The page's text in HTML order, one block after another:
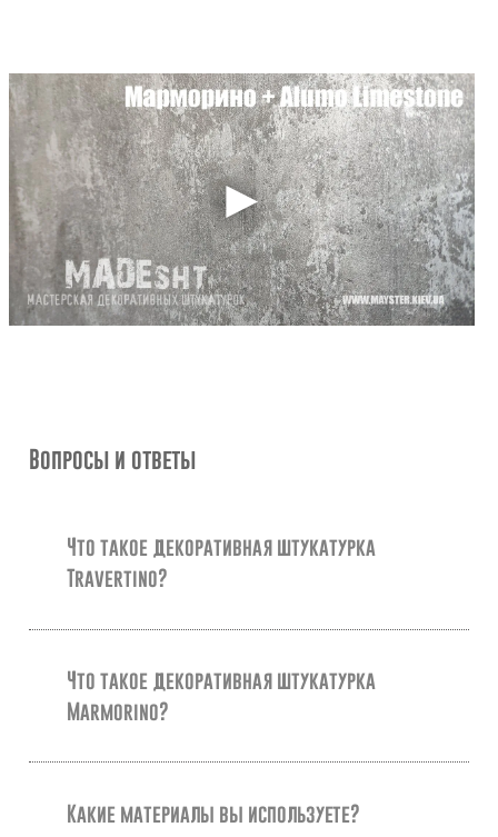
Вопросы и ответы
Что такое декоративная штукатурка
Travertino?
Что такое декоративная штукатурка
Marmorino?
Какие материалы вы используете?